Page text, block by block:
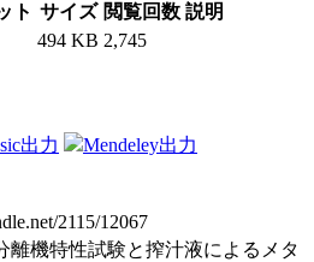
ト サイズ 閲覧回数 説明
494 KB 2,745
出力 Mendeley出力
2115/12067
離機特性試験と搾汁液によるメタ